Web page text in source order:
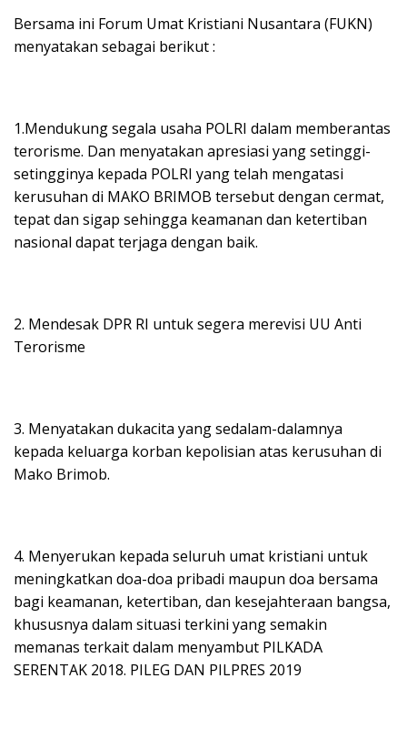
Bersama ini Forum Umat Kristiani Nusantara (FUKN)
menyatakan sebagai berikut :
1.Mendukung segala usaha POLRI dalam memberantas
terorisme. Dan menyatakan apresiasi yang setinggi-
setingginya kepada POLRI yang telah mengatasi
kerusuhan di MAKO BRIMOB tersebut dengan cermat,
tepat dan sigap sehingga keamanan dan ketertiban
nasional dapat terjaga dengan baik.
2. Mendesak DPR RI untuk segera merevisi UU Anti
Terorisme
3. Menyatakan dukacita yang sedalam-dalamnya
kepada keluarga korban kepolisian atas kerusuhan di
Mako Brimob.
4. Menyerukan kepada seluruh umat kristiani untuk
meningkatkan doa-doa pribadi maupun doa bersama
bagi keamanan, ketertiban, dan kesejahteraan bangsa,
khususnya dalam situasi terkini yang semakin
memanas terkait dalam menyambut PILKADA
SERENTAK 2018. PILEG DAN PILPRES 2019